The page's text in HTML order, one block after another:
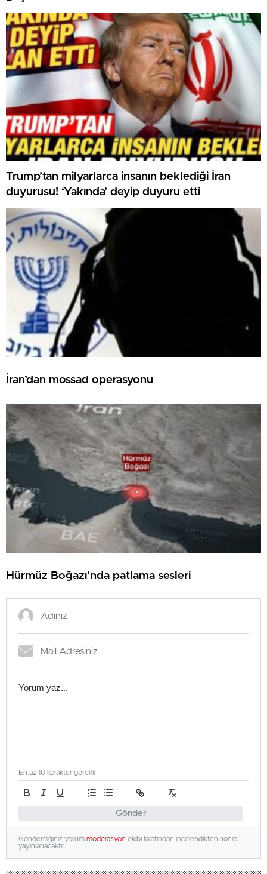
Trump’tan milyarlarca insanın beklediği İran
duyurusu! ‘Yakında’ deyip duyuru etti
İran’dan mossad operasyonu
Hürmüz Boğazı’nda patlama sesleri
Gönder
En az 10 karakter gerekli
Gönderdiğiniz yorum moderasyon ekibi tarafından incelendikten sonra
yayınlanacaktır.